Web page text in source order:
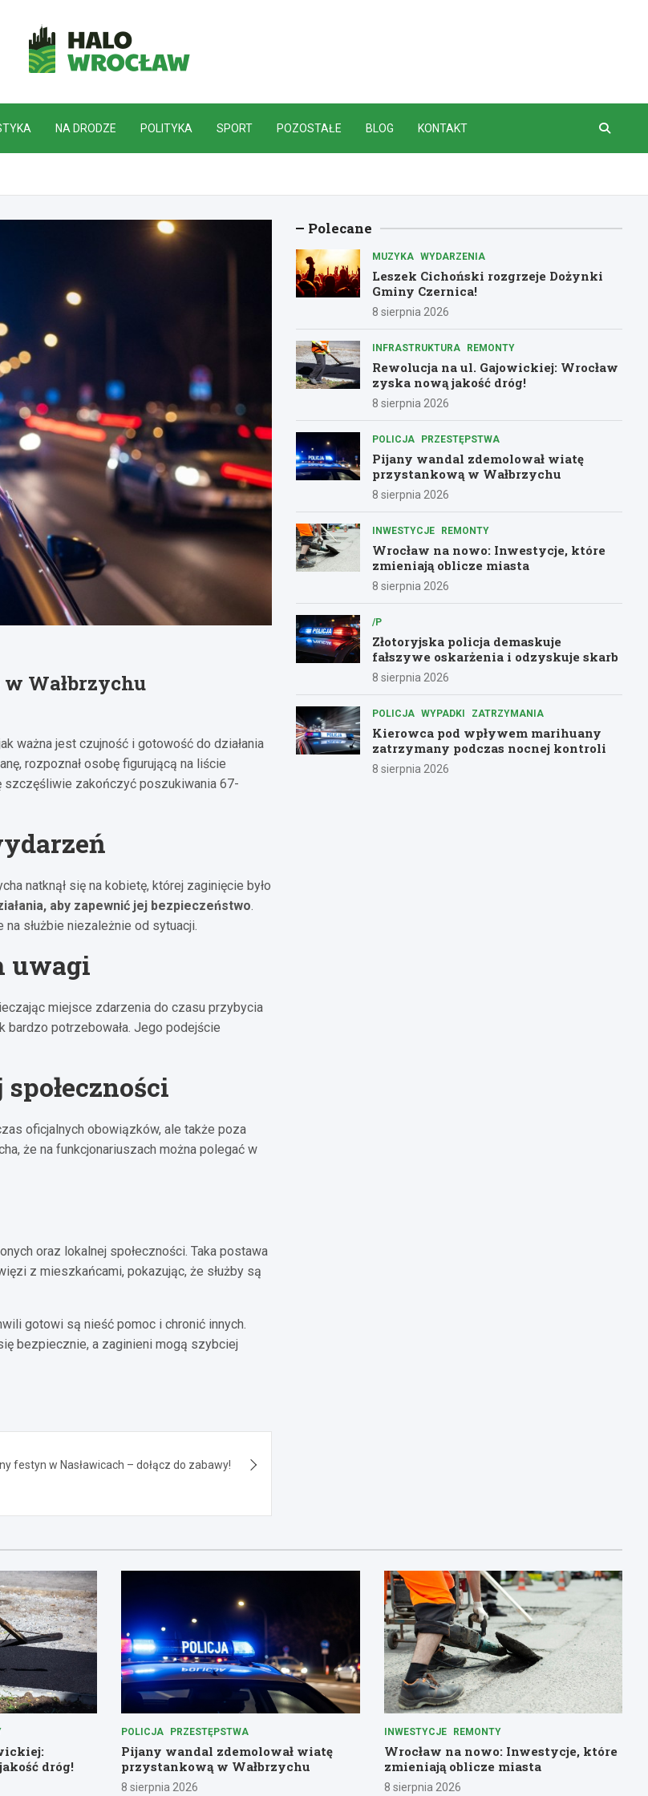
HaloWrocław.pl
NA DRODZE POLITYKA SPORT POZOSTAŁE BLOG KONTAKT
Wałbrzychu
ważna jest czujność i gotowość do działania
rozpoznał osobę figurującą na liście
szczęśliwie zakończyć poszukiwania 67-
natknął się na kobietę, której zaginięcie było
aby zapewnić jej bezpieczeństwo.
służbie niezależnie od sytuacji.
uwagi
miejsce zdarzenia do czasu przybycia
potrzebowała. Jego podejście
oficjalnych obowiązków, ale także poza
że na funkcjonariuszach można polegać w
oraz lokalnej społeczności. Taka postawa
z mieszkańcami, pokazując, że służby są
gotowi są nieść pomoc i chronić innych.
bezpiecznie, a zaginieni mogą szybciej
festyn w Nasławicach – dołącz do zabawy!
Polecane
MUZYKA WYDARZENIA
Leszek Cichoński rozgrzeje Dożynki
Gminy Czernica!
8 sierpnia 2026
INFRASTRUKTURA REMONTY
Rewolucja na ul. Gajowickiej: Wrocław
zyska nową jakość dróg!
8 sierpnia 2026
POLICJA PRZESTĘPSTWA
Pijany wandal zdemolował wiatę
przystankową w Wałbrzychu
8 sierpnia 2026
INWESTYCJE REMONTY
Wrocław na nowo: Inwestycje, które
zmieniają oblicze miasta
8 sierpnia 2026
/P
Złotoryjska policja demaskuje
fałszywe oskarżenia i odzyskuje skarb
8 sierpnia 2026
POLICJA WYPADKI ZATRZYMANIA
Kierowca pod wpływem marihuany
zatrzymany podczas nocnej kontroli
8 sierpnia 2026
dróg!
POLICJA PRZESTĘPSTWA
Pijany wandal zdemolował wiatę
przystankową w Wałbrzychu
8 sierpnia 2026
INWESTYCJE REMONTY
Wrocław na nowo: Inwestycje, które
zmieniają oblicze miasta
8 sierpnia 2026